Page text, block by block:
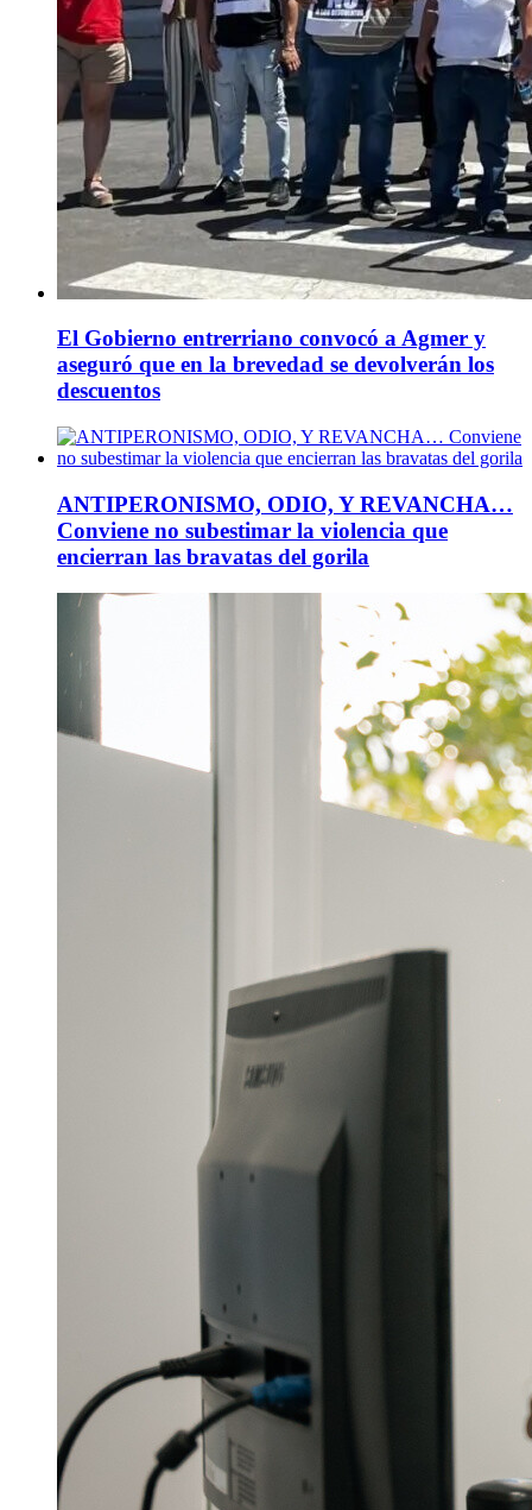
El Gobierno entrerriano convocó a Agmer y
aseguró que en la brevedad se devolverán los
descuentos
ANTIPERONISMO, ODIO, Y REVANCHA…
Conviene no subestimar la violencia que
encierran las bravatas del gorila